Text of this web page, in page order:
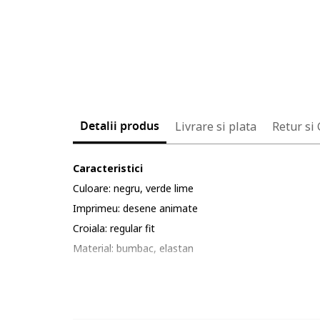
Detalii produs Livrare si plata Retur si
Caracteristici
Culoare: negru, verde lime
Imprimeu: desene animate
Croiala: regular fit
Material: bumbac, elastan